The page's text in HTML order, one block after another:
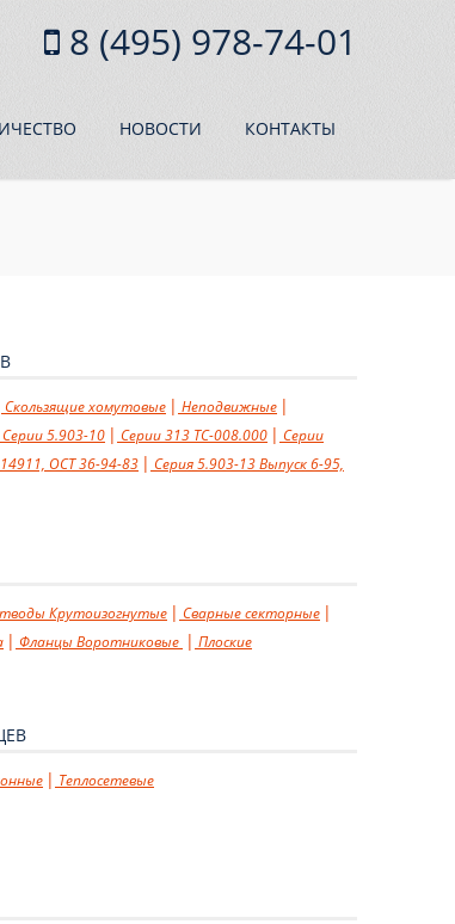
8 (495) 978-74-01
НОВОСТИ КОНТАКТЫ
Cкользящие хомутовые
Неподвижные
Серии 5.903-10 Серии 313 ТС-008.000
Серии
ОСТ 36-94-83
Серия 5.903-13 Выпуск 6-95,
Крутоизогнутые
Сварные секторные
ФланцыВоротниковые Плоские
Теплосетевые